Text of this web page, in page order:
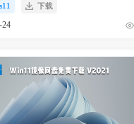
下载
24